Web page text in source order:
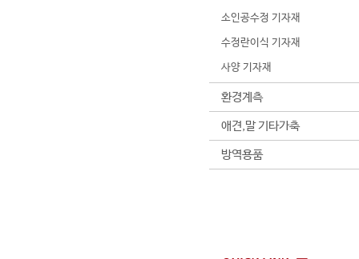
소인공수정 기자재
수정란이식 기자재
사양 기자재
환경계측
애견,말 기타가축
방역용품